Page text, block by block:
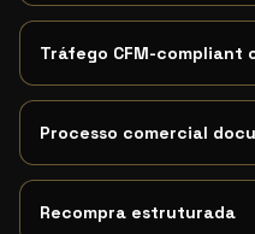
Tráfego CFM-compliant
Processo comercial
Recompra estruturada